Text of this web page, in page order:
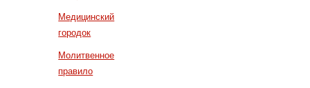
Медицинский
городок
Молитвенное
правило